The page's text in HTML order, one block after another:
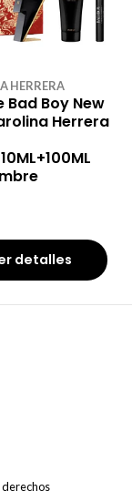
HERRERA
Bad Boy New
Herrera
detalles
derechos